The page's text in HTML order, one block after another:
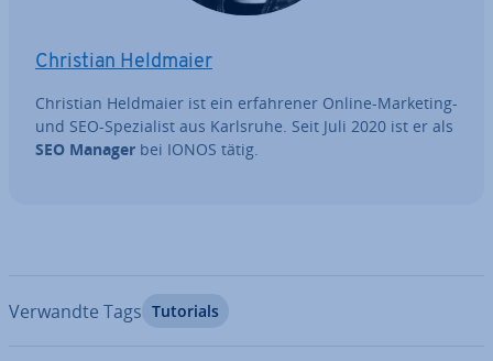
Christian Heldmaier
Christian Heldmaier ist ein er­fah­re­ner Online-Marketing-
und SEO-Spe­zia­list aus Karlsruhe. Seit Juli 2020 ist er als
SEO Manager bei IONOS tätig.
Verwandte Tags Tutorials